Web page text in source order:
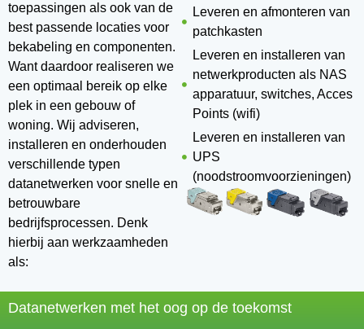
toepassingen als ook van de
best passende locaties voor
bekabeling en componenten.
Want daardoor realiseren we
een optimaal bereik op elke
plek in een gebouw of
woning. Wij adviseren,
installeren en onderhouden
verschillende typen
datanetwerken voor snelle en
betrouwbare
bedrijfsprocessen. Denk
hierbij aan werkzaamheden
als:
Leveren en afmonteren van
patchkasten
Leveren en installeren van
netwerkproducten als NAS
apparatuur, switches, Acces
Points (wifi)
Leveren en installeren van
UPS
(noodstroomvoorzieningen)
Datanetwerken met het oog op de toekomst